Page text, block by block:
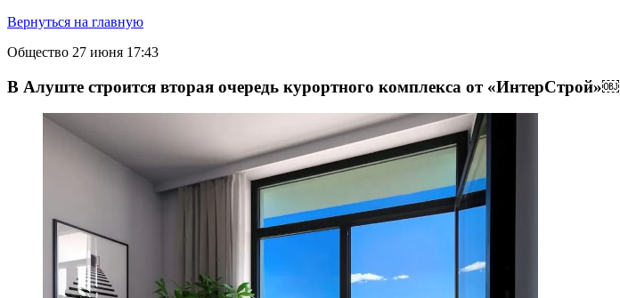
Вернуться на главную
Общество 27 июня 17:43
В Алуште строится вторая очередь курортного комплекса от «ИнтерСтрой»￼